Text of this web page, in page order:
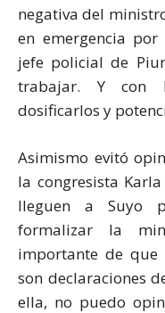
negativa del
en emergencia
jefe policial de
trabajar. Y con
dosificarlos y
Asimismo evitó
la congresista
lleguen a Suyo
formalizar la
importante de que
son declaraciones
ella, no puedo